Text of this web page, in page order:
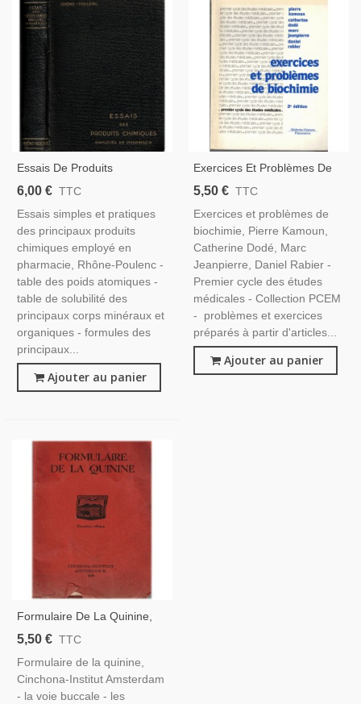
Essais De Produits
Chimiques En Pharmacie,
Manuels De Pharmacologie,
Laboratoires
Pharmaceutiques
6,00 € TTC
Essais simples et pratiques
des principaux produits
chimiques employé en
pharmacie, Rhône-Poulenc -
table des poids atomiques -
table de solubilité des
principaux corps minéraux et
organiques - formules des
principaux...
Ajouter au panier
Exercices Et Problèmes De
Biochimie, Pierre Kamoun,
Manuels Universitaires,
5,50 € TTC
Exercices et problèmes de
biochimie, Pierre Kamoun,
Catherine Dodé, Marc
Jeanpierre, Daniel Rabier -
Premier cycle des études
médicales - Collection PCEM
- problèmes et exercices
préparés à partir d'articles...
Ajouter au panier
Formulaire De La Quinine,
Cinchona Institut Amsterdam
Pharmacologie, Laboratoire
Pharmaceutique
5,50 € TTC
Formulaire de la quinine,
Cinchona-Institut Amsterdam
- la voie buccale - les